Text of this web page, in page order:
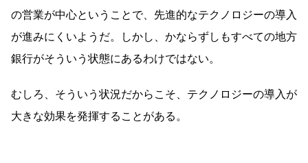
の営業が中心ということで、先進的なテクノロジーの導入
が進みにくいようだ。しかし、かならずしもすべての地方
銀行がそういう状態にあるわけではない。
むしろ、そういう状況だからこそ、テクノロジーの導入が
大きな効果を発揮することがある。